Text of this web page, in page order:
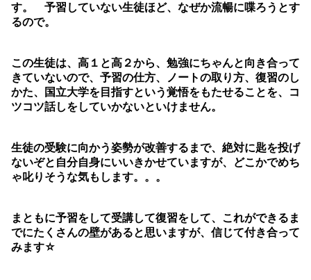
す。 予習していない生徒ほど、なぜか流暢に喋ろうとす
るので。
この生徒は、高１と高２から、勉強にちゃんと向き合って
きていないので、予習の仕方、ノートの取り方、復習のし
かた、国立大学を目指すという覚悟をもたせることを、コ
ツコツ話しをしていかないといけません。
生徒の受験に向かう姿勢が改善するまで、絶対に匙を投げ
ないぞと自分自身にいいきかせていますが、どこかでめち
ゃ叱りそうな気もします。。。
まともに予習をして受講して復習をして、これができるま
でにたくさんの壁があると思いますが、信じて付き合って
みます☆